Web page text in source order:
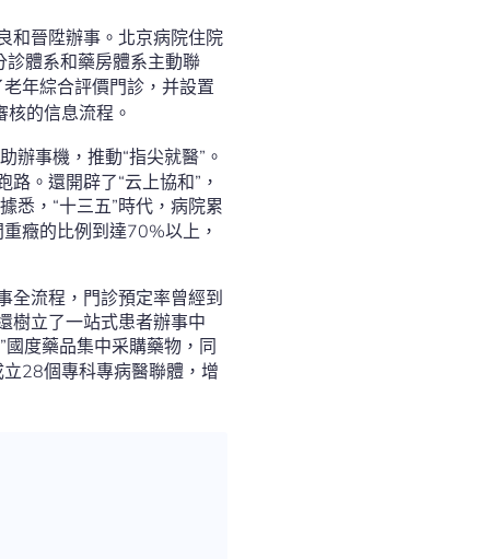
和晉陞辦事。北京病院住院
體系和藥房體系主動聯
年綜合評價門診，并設置
的信息流程。
辦事機，推動“指尖就醫”。
。還開辟了“云上協和”，
悉，“十三五”時代，病院累
癥的比例到達70%以上，
全流程，門診預定率曾經到
立了一站式患者辦事中
度藥品集中采購藥物，同
28個專科專病醫聯體，增